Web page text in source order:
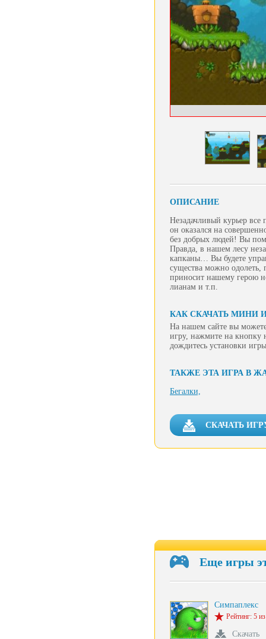
ОПИСАНИЕ
Незадачливый курьер все
он оказался на
без добрых людей! Вы
Правда, в нашем лесу
капканы… Вы будете
существа можно одолеть,
приносит нашему герою
лианам и т.п.
КАК СКАЧАТЬ МИНИ
На нашем сайте вы
игру, нажмите на кнопку
дождитесь установки
ТАКЖЕ ЭТА ИГРА В
Бегалки,
СКАЧАТЬ
Еще игры
Симпаплекс
Рейтинг: 5
Скачать